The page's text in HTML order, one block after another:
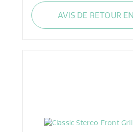
AVIS DE RETOUR